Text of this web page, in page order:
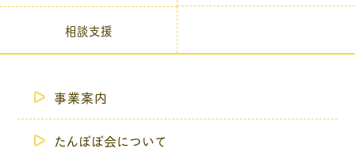
相談支援
事業案内
たんぽぽ会について